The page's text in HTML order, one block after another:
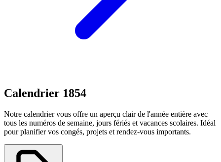
Calendrier 1854
Notre calendrier vous offre un aperçu clair de l'année entière avec
tous les numéros de semaine, jours fériés et vacances scolaires. Idéal
pour planifier vos congés, projets et rendez-vous importants.